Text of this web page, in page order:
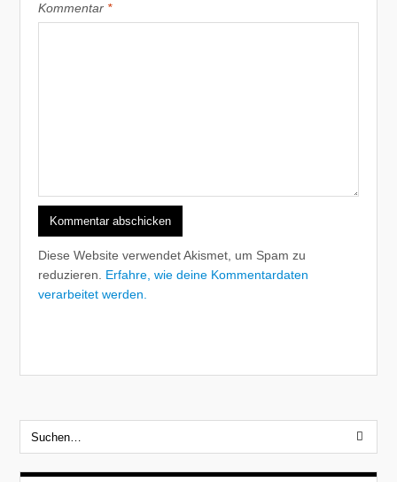
Kommentar *
Diese Website verwendet Akismet, um Spam zu
reduzieren. Erfahre, wie deine Kommentardaten
verarbeitet werden.